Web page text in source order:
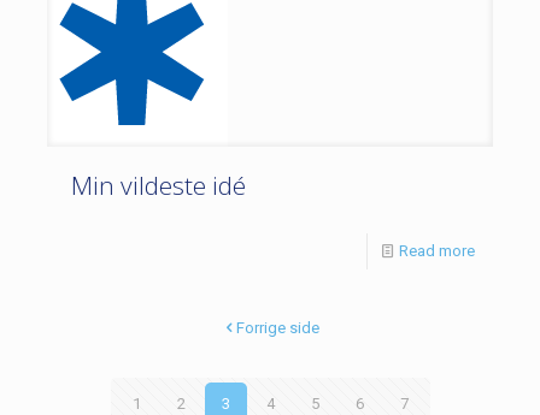
Min vildeste idé
Read more
Forrige side
1 2 3 4 5 6 7